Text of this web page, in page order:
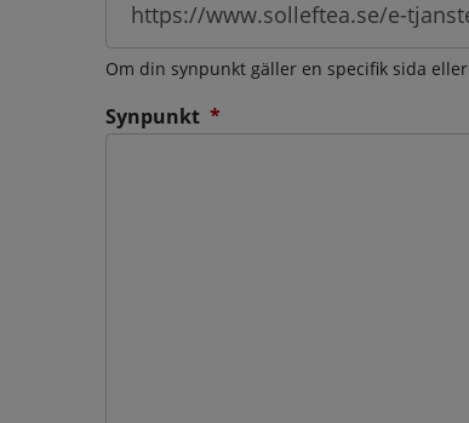
Om din synpunkt gäller en specifik sida
Synpunkt *